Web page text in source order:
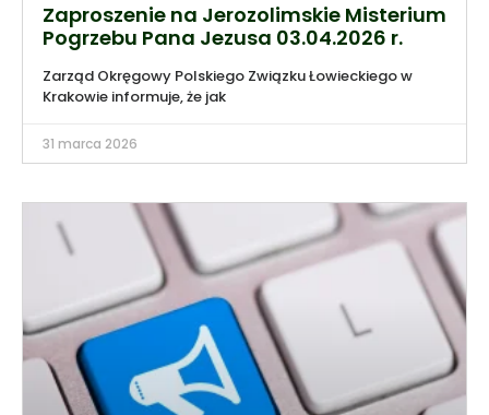
Zaproszenie na Jerozolimskie Misterium
Pogrzebu Pana Jezusa 03.04.2026 r.
Zarząd Okręgowy Polskiego Związku Łowieckiego w
Krakowie informuje, że jak
31 marca 2026